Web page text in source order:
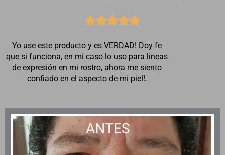

Yo use este producto y es VERDAD! Doy fe
que si funciona, en mi caso lo uso para lineas
de expresión en mi rostro, ahora me siento
confiado en el aspecto de mi piel!.